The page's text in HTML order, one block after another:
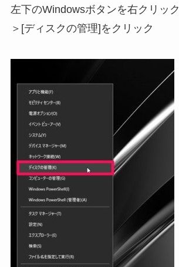
左下のWindowsボタンを右クリック
＞[ディスクの管理]をクリック